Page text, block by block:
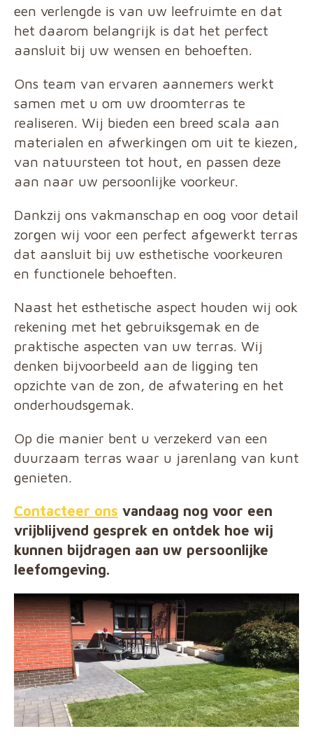
een verlengde is van uw leefruimte en dat
het daarom belangrijk is dat het perfect
aansluit bij uw wensen en behoeften.
Ons team van ervaren aannemers werkt
samen met u om uw droomterras te
realiseren. Wij bieden een breed scala aan
materialen en afwerkingen om uit te kiezen,
van natuursteen tot hout, en passen deze
aan naar uw persoonlijke voorkeur.
Dankzij ons vakmanschap en oog voor detail
zorgen wij voor een perfect afgewerkt terras
dat aansluit bij uw esthetische voorkeuren
en functionele behoeften.
Naast het esthetische aspect houden wij ook
rekening met het gebruiksgemak en de
praktische aspecten van uw terras. Wij
denken bijvoorbeeld aan de ligging ten
opzichte van de zon, de afwatering en het
onderhoudsgemak.
Op die manier bent u verzekerd van een
duurzaam terras waar u jarenlang van kunt
genieten.
Contacteer ons vandaag nog voor een
vrijblijvend gesprek en ontdek hoe wij
kunnen bijdragen aan uw persoonlijke
leefomgeving.